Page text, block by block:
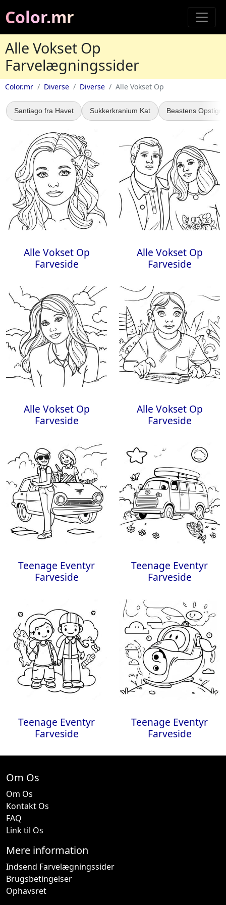
Color.mr
Alle Vokset Op
Farvelægningssider
Color.mr Diverse Diverse Alle Vokset Op
Santiago fra Havet Sukkerkranium Kat Beastens
Alle Vokset Op
Farveside
Alle Vokset Op
Farveside
Alle Vokset Op
Farveside
Alle Vokset Op
Farveside
Teenage Eventyr
Farveside
Teenage Eventyr
Farveside
Teenage Eventyr
Farveside
Teenage Eventyr
Farveside
Om Os
Om Os
Kontakt Os
FAQ
Link til Os
Mere information
Indsend Farvelægningssider
Brugsbetingelser
Ophavsret